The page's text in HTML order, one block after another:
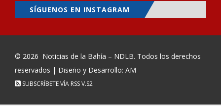
SÍGUENOS EN INSTAGRAM
© 2026 Noticias de la Bahía – NDLB. Todos los derechos
reservados | Diseño y Desarrollo: AM
SUBSCRÍBETE VÍA RSSV.S2